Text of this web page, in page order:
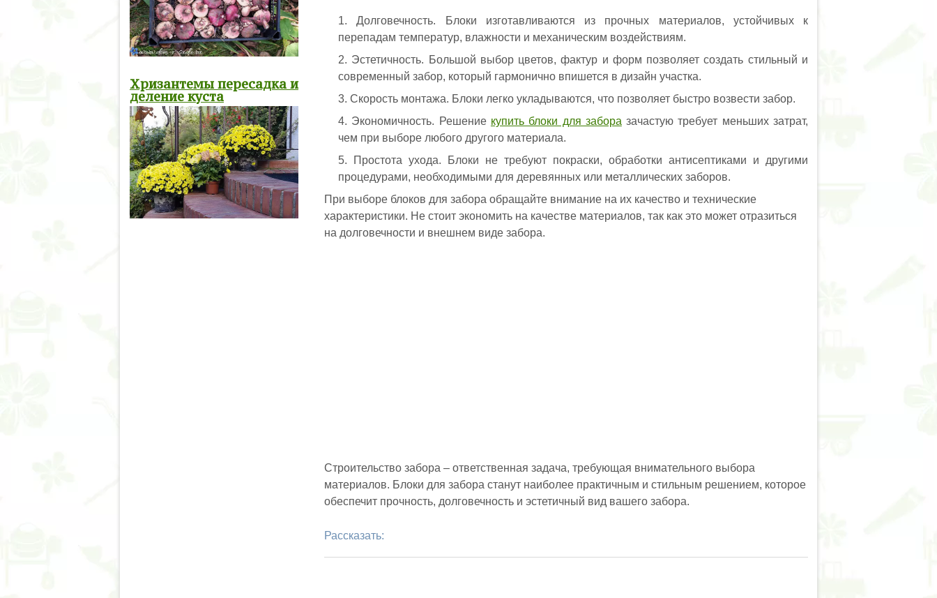
Долговечность. Блоки изготавливаются из прочных материалов, устойчивых к
перепадам температур, влажности и механическим воздействиям.
Эстетичность. Большой выбор цветов, фактур и форм позволяет создать стильный и
современный забор, который гармонично впишется в дизайн участка.
Скорость монтажа. Блоки легко укладываются, что позволяет быстро возвести забор.
Экономичность. Решение купить блоки для забора зачастую требует меньших затрат,
чем при выборе любого другого материала.
Простота ухода. Блоки не требуют покраски, обработки антисептиками и другими
процедурами, необходимыми для деревянных или металлических заборов.
При выборе блоков для забора обращайте внимание на их качество и технические
характеристики. Не стоит экономить на качестве материалов, так как это может отразиться
на долговечности и внешнем виде забора.
Строительство забора – ответственная задача, требующая внимательного выбора
материалов. Блоки для забора станут наиболее практичным и стильным решением, которое
обеспечит прочность, долговечность и эстетичный вид вашего забора.
Рассказать:
Хризантемы пересадка и
деление куста